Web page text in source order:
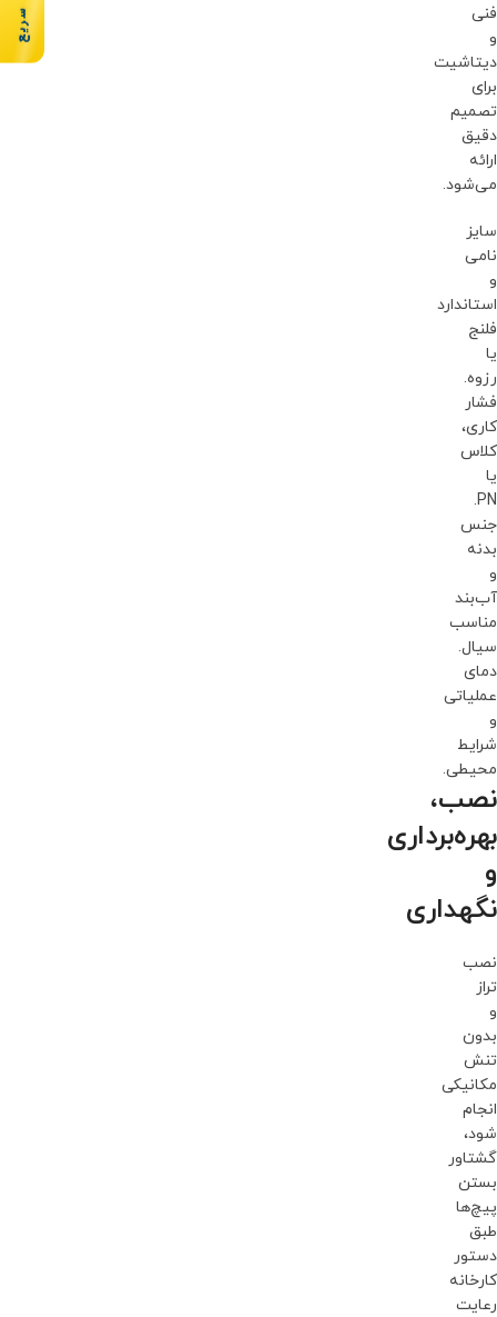
فنی
و
دیتاشیت
برای
تصمیم
دقیق
ارائه
می‌شود.
سایز
نامی
و
استاندارد
فلنج
یا
رزوه.
فشار
کاری،
کلاس
یا
PN.
جنس
بدنه
و
آب‌بند
مناسب
سیال.
دمای
عملیاتی
و
شرایط
محیطی.
نصب،
بهره‌برداری
و
نگهداری
نصب
تراز
و
بدون
تنش
مکانیکی
انجام
شود،
گشتاور
بستن
پیچ‌ها
طبق
دستور
کارخانه
رعایت